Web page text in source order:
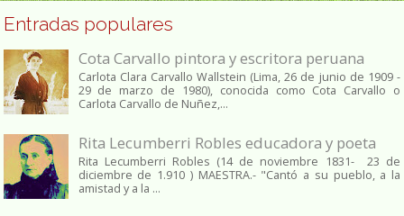
Entradas populares
Cota Carvallo pintora y escritora peruana
Carlota Clara Carvallo Wallstein (Lima, 26 de junio de 1909 -
29 de marzo de 1980), conocida como Cota Carvallo o
Carlota Carvallo de Nuñez,...
Rita Lecumberri Robles educadora y poeta
Rita Lecumberri Robles (14 de noviembre 1831- 23 de
diciembre de 1.910 ) MAESTRA.- "Cantó a su pueblo, a la
amistad y a la ...